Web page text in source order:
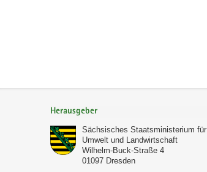
Herausgeber
Sächsisches Staatsministerium für
Umwelt und Landwirtschaft
Wilhelm-Buck-Straße 4
01097 Dresden